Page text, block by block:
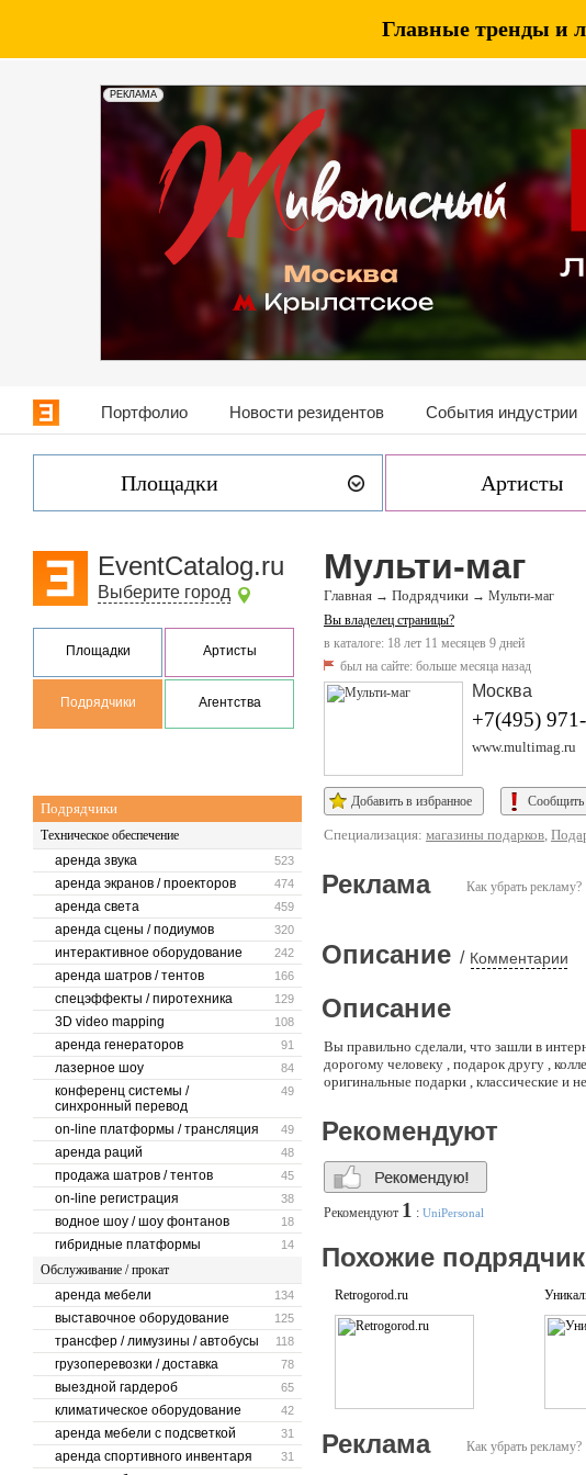
РЕКЛАМА
Главные тренды и
Портфолио Новости резидентов События индустрии
Площадки Артисты
EventCatalog.ru
Выберите город
Площадки Артисты
Подрядчики Агентства
Подрядчики
Техническое обеспечение
523
аренда звука
474
аренда экранов / проекторов
459
аренда света
320
аренда сцены / подиумов
242
интерактивное оборудование
166
аренда шатров / тентов
129
спецэффекты / пиротехника
108
3D video mapping
91
аренда генераторов
84
лазерное шоу
49
конференц системы /
синхронный перевод
49
on-line платформы / трансляция
48
аренда раций
45
продажа шатров / тентов
38
on-line регистрация
18
водное шоу / шоу фонтанов
14
гибридные платформы
Обслуживание / прокат
134
аренда мебели
125
выставочное оборудование
118
трансфер / лимузины / автобусы
78
грузоперевозки / доставка
65
выездной гардероб
42
климатическое оборудование
31
аренда мебели с подсветкой
31
аренда спортивного инвентаря
Мульти-маг
Главная → Подрядчики → Мульти-маг
Вы владелец страницы?
в каталоге: 18 лет 11 месяцев 9 дней
был на сайте: больше месяца назад
Москва
+7(495)
www.multimag.ru
Добавить в избранное
Специализация: магазины подарков,
Как убрать рекламу?
Реклама
Описание / Комментарии
Описание
Вы правильно сделали, что зашли в
дорогому человеку , подарок другу ,
оригинальные подарки , классические и
Рекомендуют
Рекомендуют 1 : UniPersonal
Похожие
Retrogorod.ru
Как убрать рекламу?
Реклама